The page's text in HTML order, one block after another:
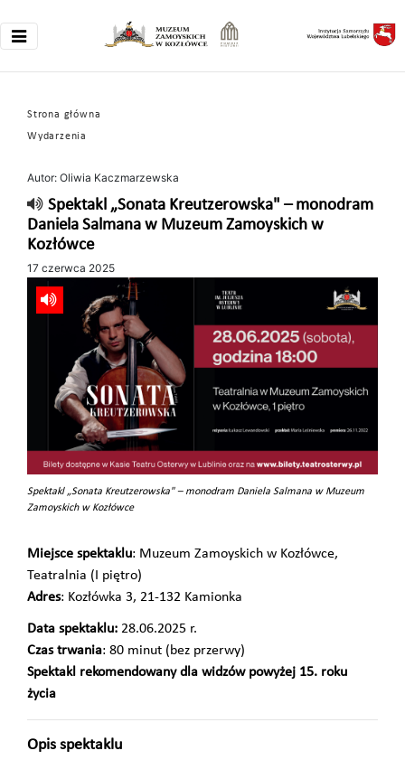
Strona główna
Wydarzenia
Autor: Oliwia Kaczmarzewska
Spektakl „Sonata Kreutzerowska" – monodram
Daniela Salmana w Muzeum Zamoyskich w
Kozłówce
17 czerwca 2025
Spektakl „Sonata Kreutzerowska" – monodram Daniela Salmana w Muzeum
Zamoyskich w Kozłówce
Miejsce spektaklu: Muzeum Zamoyskich w Kozłówce,
Teatralnia (I piętro)
Adres: Kozłówka 3, 21-132 Kamionka
Data spektaklu: 28.06.2025 r.
Czas trwania: 80 minut (bez przerwy)
Spektakl rekomendowany dla widzów powyżej 15. roku
życia
Opis spektaklu